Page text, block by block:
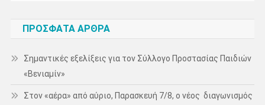
ΠΡΌΣΦΑΤΑ ΆΡΘΡΑ
Σημαντικές εξελίξεις για τον Σύλλογο Προστασίας Παιδιών
«Βενιαμίν»
Στον «αέρα» από αύριο, Παρασκευή 7/8, ο νέος διαγωνισμός